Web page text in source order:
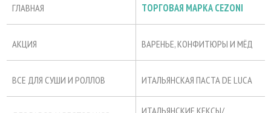
ГЛАВНАЯ ТОРГОВАЯ МАРКА CEZONI
АКЦИЯ ВАРЕНЬЕ, КОНФИТЮРЫ И МЁД
ВСЕ ДЛЯ СУШИ И РОЛЛОВ ИТАЛЬЯНСКАЯ ПАСТА DE LUCA